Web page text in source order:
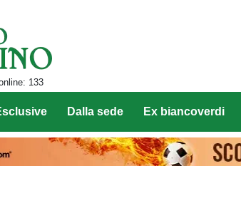
133
Dalla sede Ex biancoverdi